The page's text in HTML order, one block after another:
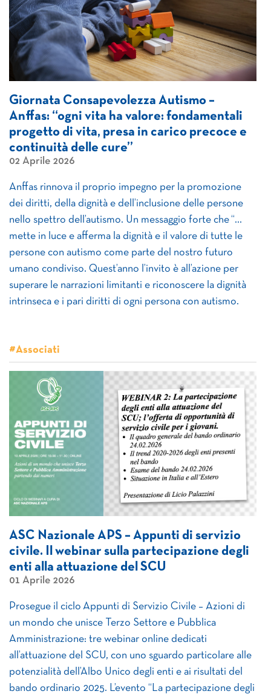
Giornata Consapevolezza Autismo –
Anffas: “ogni vita ha valore: fondamentali
progetto di vita, presa in carico precoce e
continuità delle cure”
02 Aprile 2026
Anffas rinnova il proprio impegno per la promozione
dei diritti, della dignità e dell’inclusione delle persone
nello spettro dell’autismo. Un messaggio forte che “…
mette in luce e afferma la dignità e il valore di tutte le
persone con autismo come parte del nostro futuro
umano condiviso. Quest’anno l’invito è all’azione per
superare le narrazioni limitanti e riconoscere la dignità
intrinseca e i pari diritti di ogni persona con autismo.
#Associati
ASC Nazionale APS – Appunti di servizio
civile. Il webinar sulla partecipazione degli
enti alla attuazione del SCU
01 Aprile 2026
Prosegue il ciclo Appunti di Servizio Civile – Azioni di
un mondo che unisce Terzo Settore e Pubblica
Amministrazione: tre webinar online dedicati
all’attuazione del SCU, con uno sguardo particolare alle
potenzialità dell’Albo Unico degli enti e ai risultati del
bando ordinario 2025. L’evento “La partecipazione degli